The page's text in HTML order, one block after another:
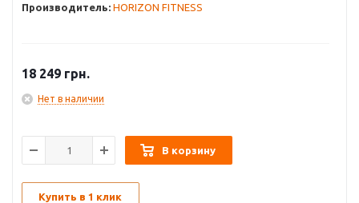
Производитель: HORIZON FITNESS
18 249 грн.
Нет в наличии
В корзину
Купить в 1 клик